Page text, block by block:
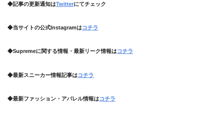
◆記事の更新通知はTwitterにてチェック
◆当サイトの公式Instagramはコチラ
◆Supremeに関する情報・最新リーク情報はコチラ
◆最新スニーカー情報記事はコチラ
◆最新ファッション・アパレル情報はコチラ